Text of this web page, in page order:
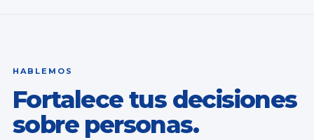
HABLEMOS
Fortalece tus decisiones
sobre personas.